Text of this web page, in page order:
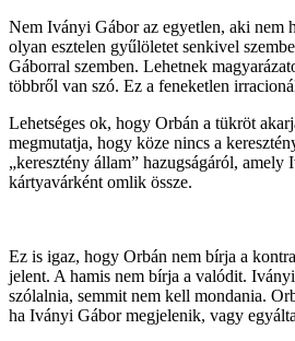
Nem Iványi Gábor az egyetlen, aki nem
olyan esztelen gyűlöletet senkivel
Gáborral szemben. Lehetnek
többről van szó. Ez a feneketlen
Lehetséges ok, hogy Orbán a tükröt
megmutatja, hogy köze nincs a
„keresztény állam” hazugságáról, amely
kártyavárként omlik össze.
Ez is igaz, hogy Orbán nem bírja a
jelent. A hamis nem bírja a valódit.
szólalnia, semmit nem kell mondania.
ha Iványi Gábor megjelenik, vagy